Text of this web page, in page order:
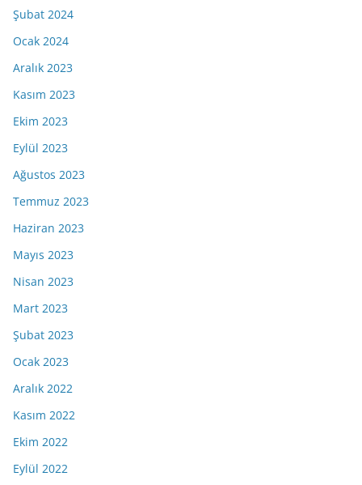
Şubat 2024
Ocak 2024
Aralık 2023
Kasım 2023
Ekim 2023
Eylül 2023
Ağustos 2023
Temmuz 2023
Haziran 2023
Mayıs 2023
Nisan 2023
Mart 2023
Şubat 2023
Ocak 2023
Aralık 2022
Kasım 2022
Ekim 2022
Eylül 2022